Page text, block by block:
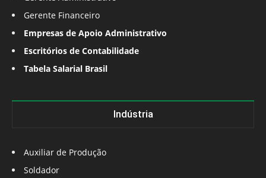
Gerente Financeiro
Empresas de Apoio Administrativo
Escritórios de Contabilidade
Tabela Salarial Brasil
Indústria
Auxiliar de Produção
Soldador